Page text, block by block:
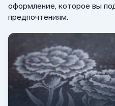
оформление, которое вы
предпочтениям.